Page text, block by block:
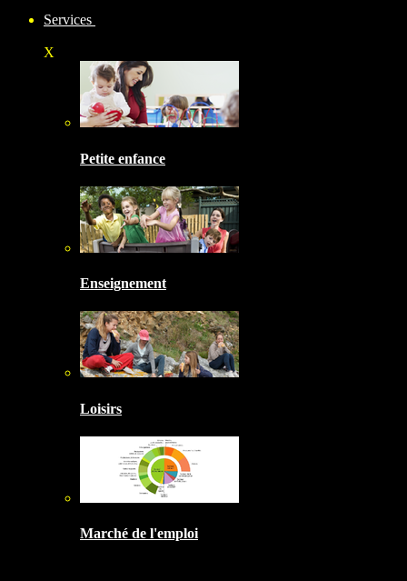
Services
X
Petite enfance
Enseignement
Loisirs
Marché de l'emploi